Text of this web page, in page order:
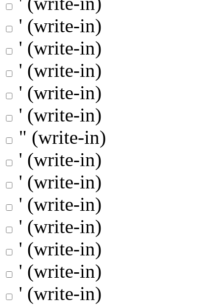
' (write-in)
' (write-in)
' (write-in)
' (write-in)
' (write-in)
" (write-in)
' (write-in)
' (write-in)
' (write-in)
' (write-in)
' (write-in)
' (write-in)
' (write-in)